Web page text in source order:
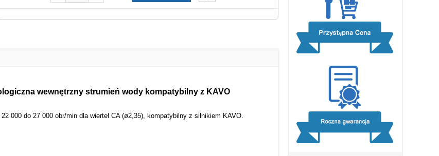
wewnętrzny strumień wody kompatybilny z KAVO
000 do 27 000 obr/min dla wierteł CA (ø2,35), kompatybilny z silnikiem KAVO.